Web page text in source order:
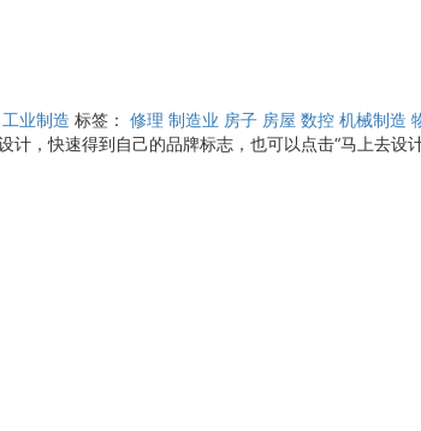
工业制造 标签： 修理 制造业 房子 房屋 数控 机械制造
，快速得到自己的品牌标志，也可以点击“马上去设